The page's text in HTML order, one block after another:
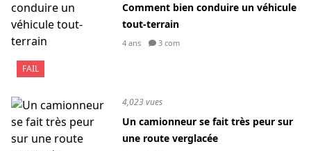
FAIL
Comment bien conduire un véhicule
tout-terrain
4 ans 3 com
4,023 vues
Un camionneur se fait très peur sur
une route verglacée